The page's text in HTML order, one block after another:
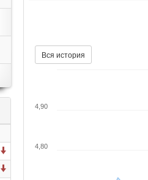
Вся история
4,80
4,90